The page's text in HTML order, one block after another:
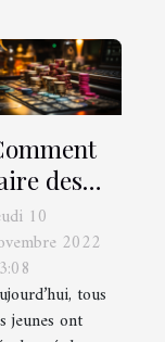
des
pour
de
?
10
2022
tous
jeunes ont